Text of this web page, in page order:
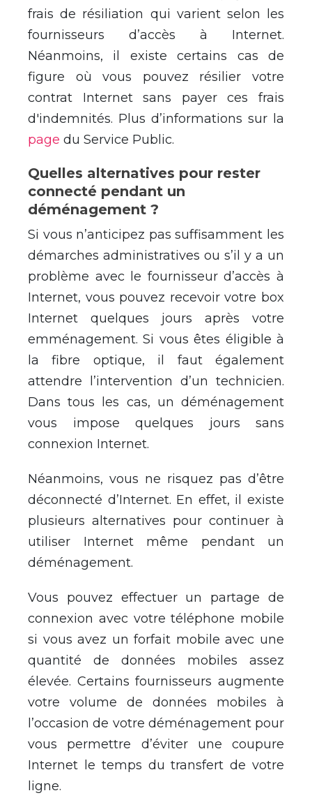
frais de résiliation qui varient selon les
fournisseurs d’accès à Internet.
Néanmoins, il existe certains cas de
figure où vous pouvez résilier votre
contrat Internet sans payer ces frais
d'indemnités. Plus d’informations sur la
page du Service Public.
Quelles alternatives pour rester
connecté pendant un
déménagement ?
Si vous n’anticipez pas suffisamment les
démarches administratives ou s’il y a un
problème avec le fournisseur d’accès à
Internet, vous pouvez recevoir votre box
Internet quelques jours après votre
emménagement. Si vous êtes éligible à
la fibre optique, il faut également
attendre l’intervention d’un technicien.
Dans tous les cas, un déménagement
vous impose quelques jours sans
connexion Internet.
Néanmoins, vous ne risquez pas d’être
déconnecté d’Internet. En effet, il existe
plusieurs alternatives pour continuer à
utiliser Internet même pendant un
déménagement.
Vous pouvez effectuer un partage de
connexion avec votre téléphone mobile
si vous avez un forfait mobile avec une
quantité de données mobiles assez
élevée. Certains fournisseurs augmente
votre volume de données mobiles à
l’occasion de votre déménagement pour
vous permettre d’éviter une coupure
Internet le temps du transfert de votre
ligne.